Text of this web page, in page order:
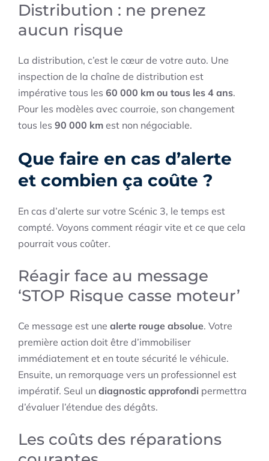
Distribution : ne prenez
aucun risque
La distribution, c’est le cœur de votre auto. Une
inspection de la chaîne de distribution est
impérative tous les 60 000 km ou tous les 4 ans.
Pour les modèles avec courroie, son changement
tous les 90 000 km est non négociable.
Que faire en cas d’alerte
et combien ça coûte ?
En cas d’alerte sur votre Scénic 3, le temps est
compté. Voyons comment réagir vite et ce que cela
pourrait vous coûter.
Réagir face au message
‘STOP Risque casse moteur’
Ce message est une alerte rouge absolue. Votre
première action doit être d’immobiliser
immédiatement et en toute sécurité le véhicule.
Ensuite, un remorquage vers un professionnel est
impératif. Seul un diagnostic approfondi permettra
d’évaluer l’étendue des dégâts.
Les coûts des réparations